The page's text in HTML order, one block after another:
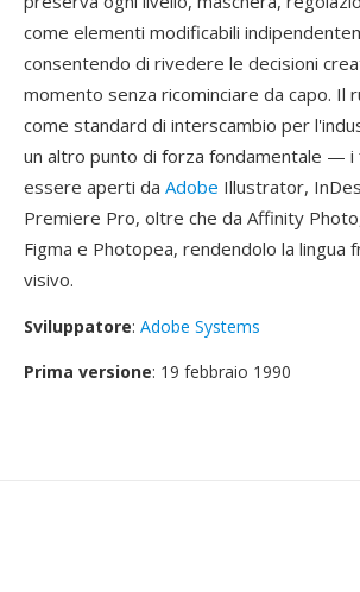
come elementi modificabili
consentendo di rivedere le decisioni
momento senza ricominciare da capo. Il
come standard di interscambio per
un altro punto di forza fondamentale — i
essere aperti da Adobe Illustrator,
Premiere Pro, oltre che da Affinity
Figma e Photopea, rendendolo la lingua
visivo.
Sviluppatore: Adobe Systems
Prima versione: 19 febbraio 1990